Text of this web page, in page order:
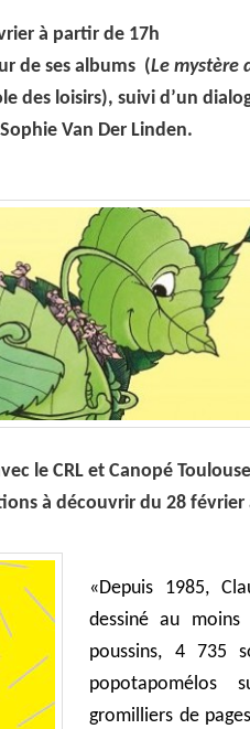
à partir de 17h
de ses albums (Le mystère
des loisirs), suivi d’un
Van Der Linden.
le CRL et Canopé
à découvrir du 28 février
«Depuis 1985,
dessiné au
poussins, 4 735
popotapomélos
gromilliers de